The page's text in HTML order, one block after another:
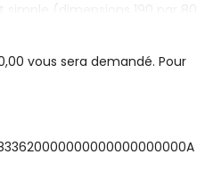
(dimensions 190 par 80
baignoire/douche et toilette
vous sera demandé. Pour